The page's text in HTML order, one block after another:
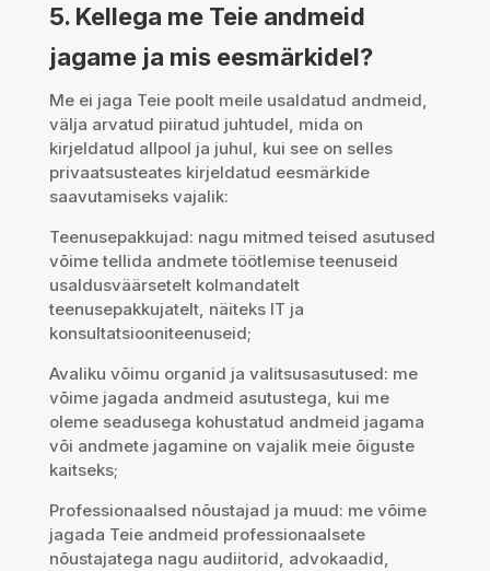
5. Kellega me Teie andmeid
jagame ja mis eesmärkidel?
Me ei jaga Teie poolt meile usaldatud andmeid,
välja arvatud piiratud juhtudel, mida on
kirjeldatud allpool ja juhul, kui see on selles
privaatsusteates kirjeldatud eesmärkide
saavutamiseks vajalik:
Teenusepakkujad: nagu mitmed teised asutused
võime tellida andmete töötlemise teenuseid
usaldusväärsetelt kolmandatelt
teenusepakkujatelt, näiteks IT ja
konsultatsiooniteenuseid;
Avaliku võimu organid ja valitsusasutused: me
võime jagada andmeid asutustega, kui me
oleme seadusega kohustatud andmeid jagama
või andmete jagamine on vajalik meie õiguste
kaitseks;
Professionaalsed nõustajad ja muud: me võime
jagada Teie andmeid professionaalsete
nõustajatega nagu audiitorid, advokaadid,